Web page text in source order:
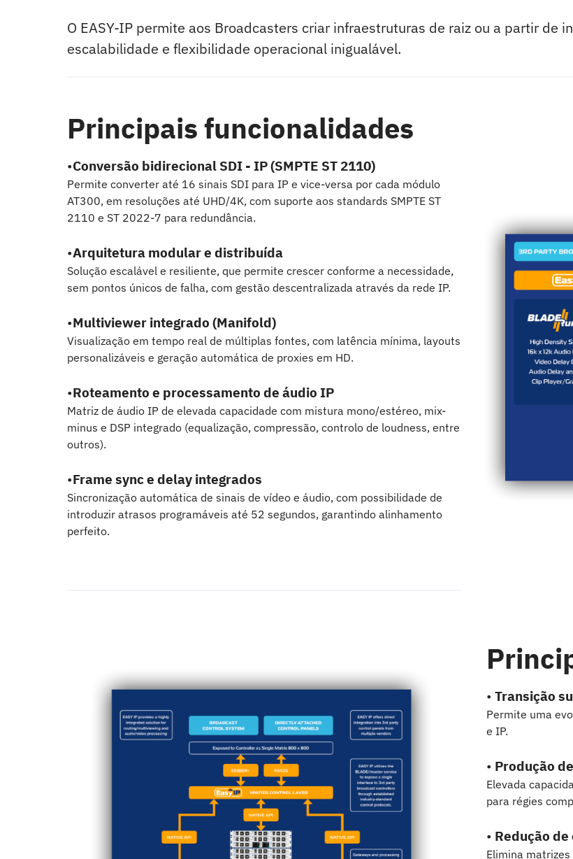
O EASY-IP permite aos Broadcasters criar infraestruturas de raiz ou a partir de
escalabilidade e flexibilidade operacional inigualável.
Principais funcionalidades
•Conversão bidirecional SDI - IP (SMPTE ST 2110)
Permite converter até 16 sinais SDI para IP e vice-versa por cada módulo
AT300, em resoluções até UHD/4K, com suporte aos standards SMPTE ST
2110 e ST 2022-7 para redundância.
•Arquitetura modular e distribuída
Solução escalável e resiliente, que permite crescer conforme a necessidade,
sem pontos únicos de falha, com gestão descentralizada através da rede IP.
•Multiviewer integrado (Manifold)
Visualização em tempo real de múltiplas fontes, com latência mínima, layouts
personalizáveis e geração automática de proxies em HD.
•Roteamento e processamento de áudio IP
Matriz de áudio IP de elevada capacidade com mistura mono/estéreo, mix-
minus e DSP integrado (equalização, compressão, controlo de loudness, entre
outros).
•Frame sync e delay integrados
Sincronização automática de sinais de vídeo e áudio, com possibilidade de
introduzir atrasos programáveis até 52 segundos, garantindo alinhamento
perfeito.
• Transição
Permite uma
e IP.
• Produção
Elevada
para régies
• Redução
Elimina